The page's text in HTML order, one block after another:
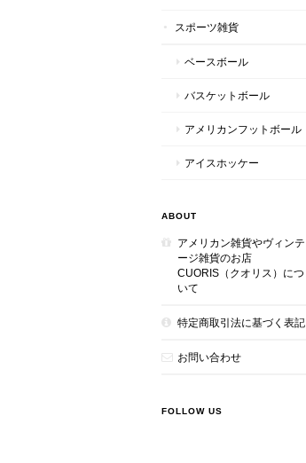
スポーツ雑貨
ベースボール
バスケットボール
アメリカンフットボール
アイスホッケー
ABOUT
アメリカン雑貨やヴィンテ
ージ雑貨のお店
CUORIS（クオリス）につ
いて
特定商取引法に基づく表記
お問い合わせ
FOLLOW US